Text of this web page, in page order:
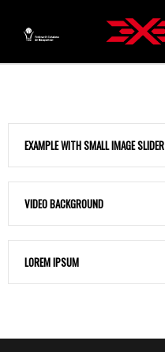
EXAMPLE WITH SMALL IMAGE SLIDER
VIDEO BACKGROUND
LOREM IPSUM